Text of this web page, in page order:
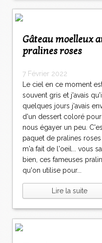
Gâteau moelleux aux
pralines roses
7 Février 2022
Le ciel en ce moment
souvent gris et j'avais
quelques jours j'avais
d'un dessert coloré pour
nous égayer un peu.
paquet de pralines
m'a fait de l'oeil... vous
bien, ces fameuses
qu'on utilise pour...
Lire la suite